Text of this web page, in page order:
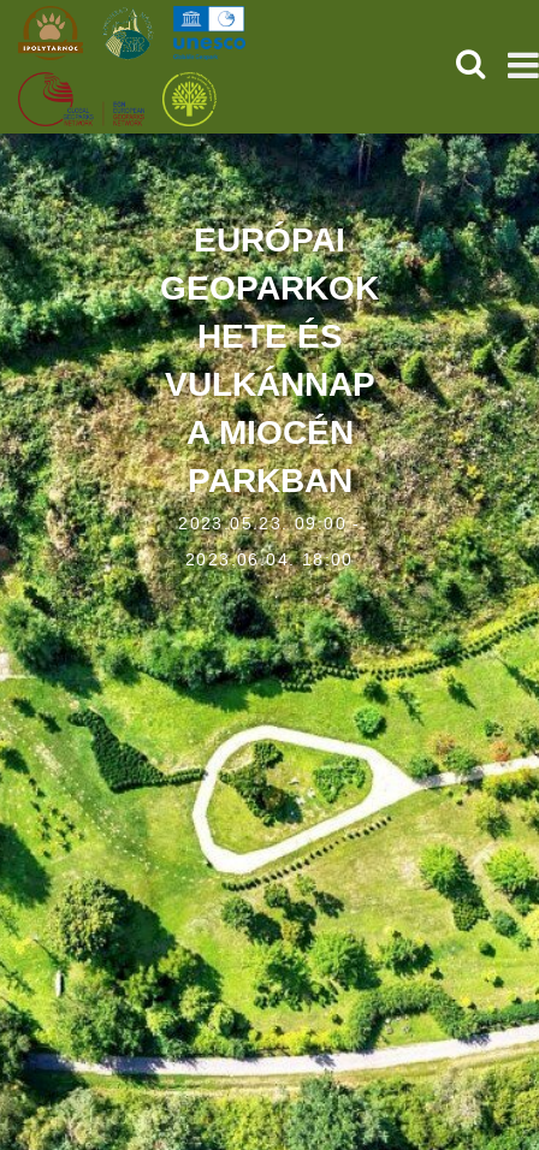
KEZDŐOLDAL
ŐSVILÁGI POMPEJI
SZOLGÁLTATÁSOK
PROGRAMOK
HÍREK
RÓLUNK
ONLINE JEGYVÁSÁRLÁS
EURÓPAI
GEOPARKOK
HETE ÉS
VULKÁNNAP
A MIOCÉN
PARKBAN
2023.05.23. 09:00 -
2023.06.04. 18:00